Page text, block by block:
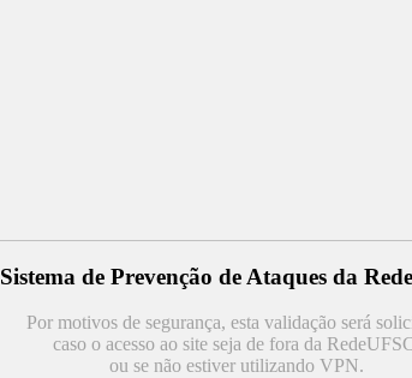
Sistema de Prevenção de Ataques da
Por motivos de segurança, esta validação será
caso o acesso ao site seja de fora da
ou se não estiver utilizando VPN.